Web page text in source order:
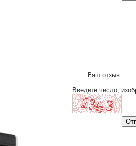
Ваш отзыв:
Введите число,